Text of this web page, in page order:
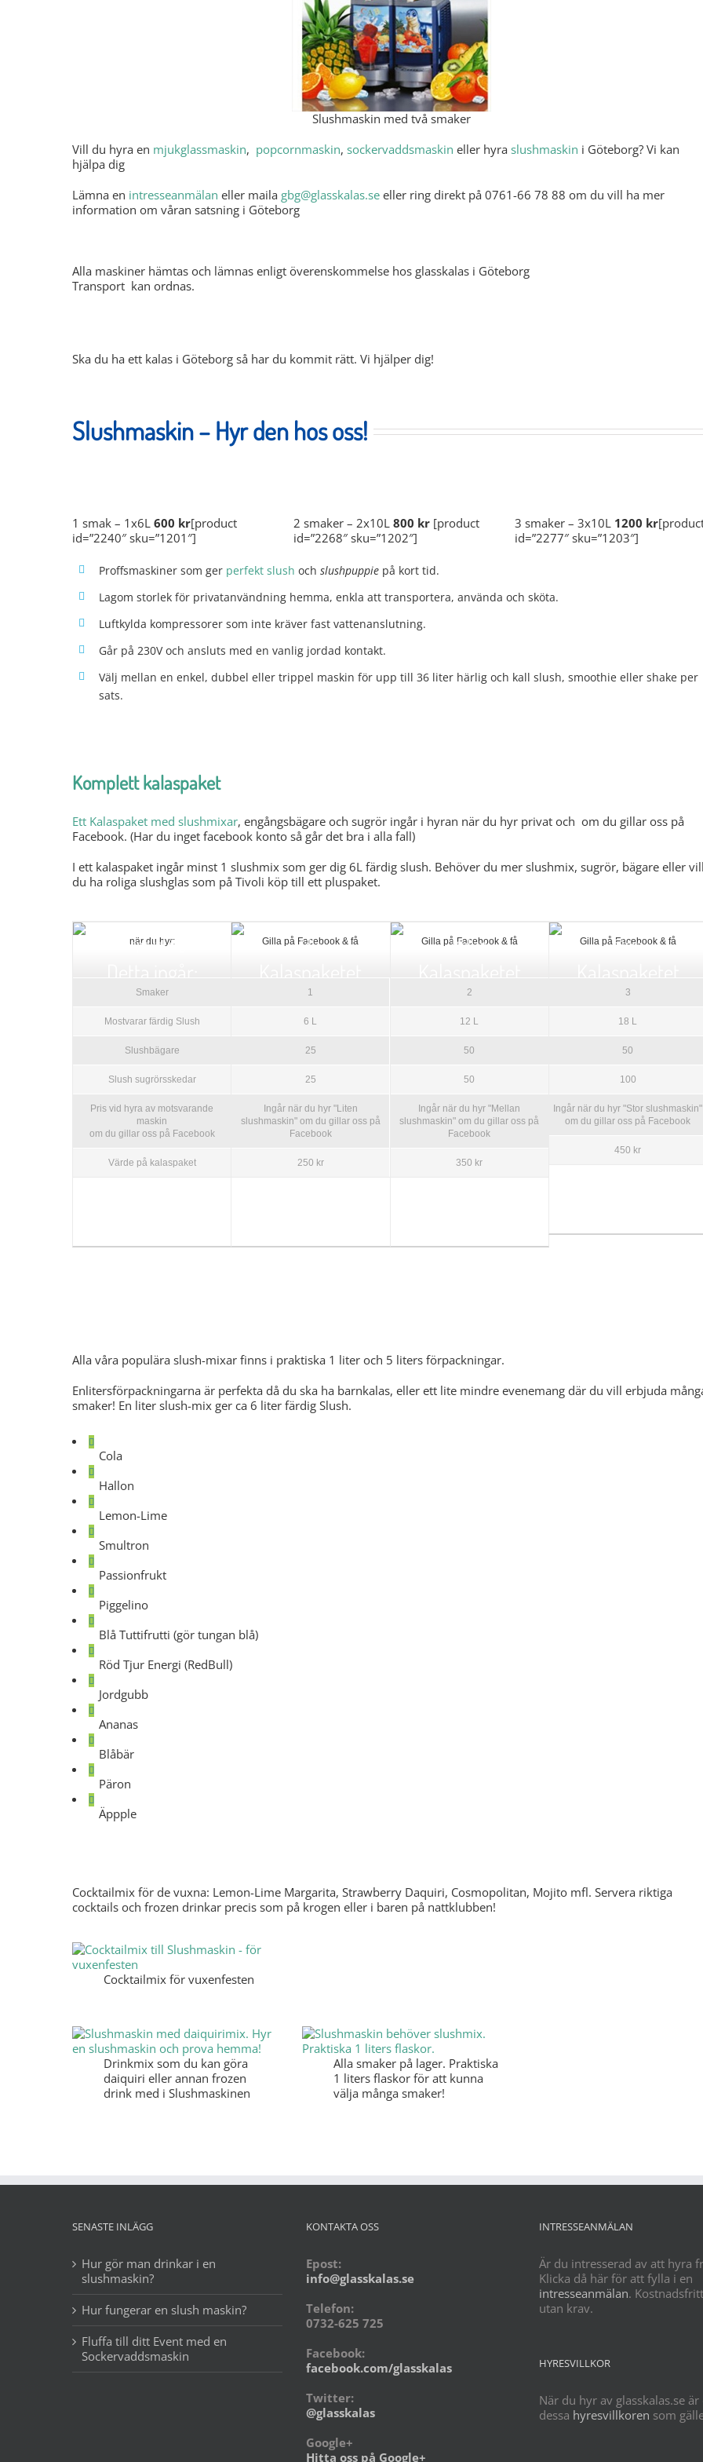
Slushmaskin med två smaker
Vill du hyra en mjukglassmaskin, popcornmaskin, sockervaddsmaskin eller hyra slushmaskin i Göteborg? Vi kan
hjälpa dig
Lämna en intresseanmälan eller maila gbg@glasskalas.se eller ring direkt på 0761-66 78 88 om du vill ha mer
information om våran satsning i Göteborg
Alla maskiner hämtas och lämnas enligt överenskommelse hos glasskalas i Göteborg
Transport kan ordnas.
Ska du ha ett kalas i Göteborg så har du kommit rätt. Vi hjälper dig!
Slushmaskin – Hyr den hos oss!
1 smak – 1x6L 600 kr[product
id=”2240″ sku=”1201″]
2 smaker – 2x10L 800 kr[product
id=”2268″ sku=”1202″]
3 smaker – 3x10L 1200 kr
id=”2277″ sku=”1203″]
Proffsmaskiner som ger perfekt slush och slushpuppiepå kort tid.
Lagom storlek för privatanvändning hemma, enkla att transportera, använda och sköta.
Luftkylda kompressorer som inte kräver fast vattenanslutning.
Går på 230V och ansluts med en vanlig jordad kontakt.
Välj mellan en enkel, dubbel eller trippel maskin för upp till 36 liter härlig och kall slush, smoothie eller shake per
sats.
Komplett kalaspaket
Ett Kalaspaket med slushmixar, engångsbägare och sugrör ingår i hyran när du hyr privat och om du gillar oss på
Facebook. (Har du inget facebook konto så går det bra i alla fall)
I ett kalaspaket ingår minst 1 slushmix som ger dig 6L färdig slush. Behöver du mer slushmix, sugrör, bägare eller
du ha roliga slushglas som på Tivoli köp till ett pluspaket.
Kalaspaket ingår
när du hyr:
Smaker
Mostvarar färdig Slush
Slushbägare
Slush sugrörsskedar
Pris vid hyra av motsvarande
maskin
om du gillar oss på Facebook
Värde på kalaspaket
Lilla
Gilla på Facebook & få
1
6 L
25
25
Ingår när du hyr "Liten
slushmaskin" om du gillar oss på
Facebook
250 kr
Mellan
Gilla på Facebook & få
2
12 L
50
50
Ingår när du hyr "Mellan
slushmaskin" om du gillar oss på
Facebook
350 kr
Stora
Gilla på Facebook & få
3
18 L
50
100
Ingår när du hyr "Stor slushmaskin"
om du gillar oss på Facebook
450 kr
Alla våra populära slush-mixar finns i praktiska 1 liter och 5 liters förpackningar.
Enlitersförpackningarna är perfekta då du ska ha barnkalas, eller ett lite mindre evenemang där du vill erbjuda
smaker! En liter slush-mix ger ca 6 liter färdig Slush.
Cola
Hallon
Lemon-Lime
Smultron
Passionfrukt
Piggelino
Blå Tuttifrutti (gör tungan blå)
Röd Tjur Energi (RedBull)
Jordgubb
Ananas
Blåbär
Päron
Äppple
Cocktailmix för de vuxna: Lemon-Lime Margarita, Strawberry Daquiri, Cosmopolitan, Mojito mfl. Servera riktiga
cocktails och frozen drinkar precis som på krogen eller i baren på nattklubben!
Cocktailmix för vuxenfesten
Drinkmix som du kan göra
daiquiri eller annan frozen
drink med i Slushmaskinen
Alla smaker på lager. Praktiska
1 liters flaskor för att kunna
välja många smaker!
SENASTE INLÄGG
Hur gör man drinkar i en
slushmaskin?
Hur fungerar en slush maskin?
Fluffa till ditt Event med en
Sockervaddsmaskin
KONTAKTA OSS
Epost:
info@glasskalas.se
Telefon:
0732-625 725
Facebook:
facebook.com/glasskalas
Twitter:
@glasskalas
Google+
Hitta oss på Google+
INTRESSEANMÄLAN
Är du intresserad av att hyra
Klicka då här för att fylla i en
intresseanmälan.
utan krav.
HYRESVILLKOR
När du hyr av glasskalas.se är
dessa hyresvillkoren som